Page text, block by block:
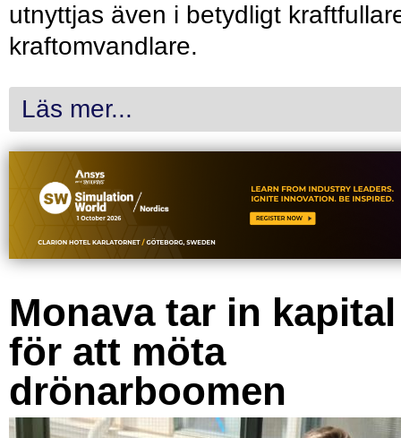
utnyttjas även i betydligt
kraftomvandlare.
Läs mer...
Monava tar in kapital
för att möta
drönarboomen